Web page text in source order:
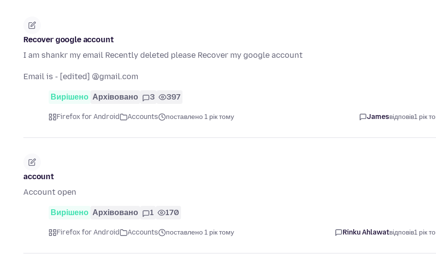
Recover google account
I am shankr my email Recently deleted please Recover my google account
Email is - [edited] @gmail.com
Вирішено Архівовано 3 397
Firefox for Android Accounts поставлено 1 рік тому Jamesвідповів1 рік
account
Account open
Вирішено Архівовано 1 170
Firefox for Android Accounts поставлено 1 рік тому Rinku Ahlawatвідповів1 рік